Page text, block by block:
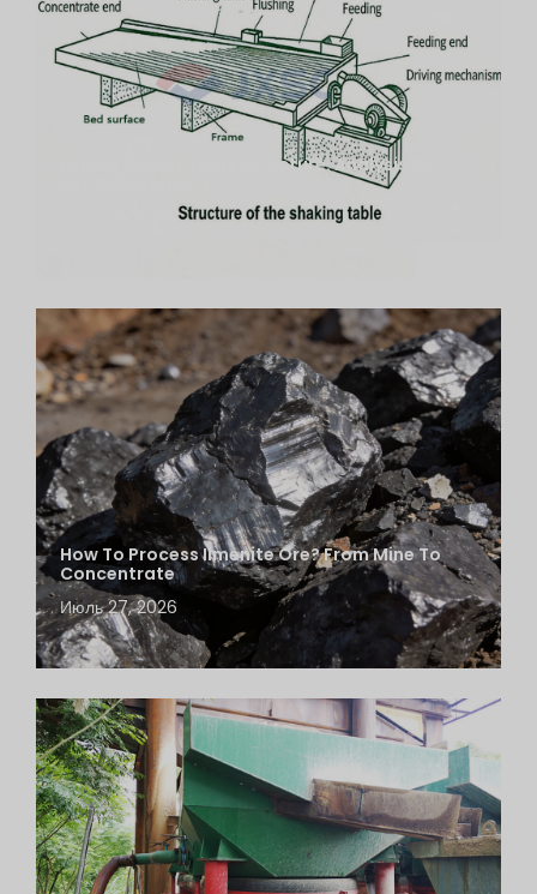
Mining Shaker Table Structure: Analysis Of 7
How To Process Ilmenite Ore? From Mine To
Concentrate
Июль 27, 2026